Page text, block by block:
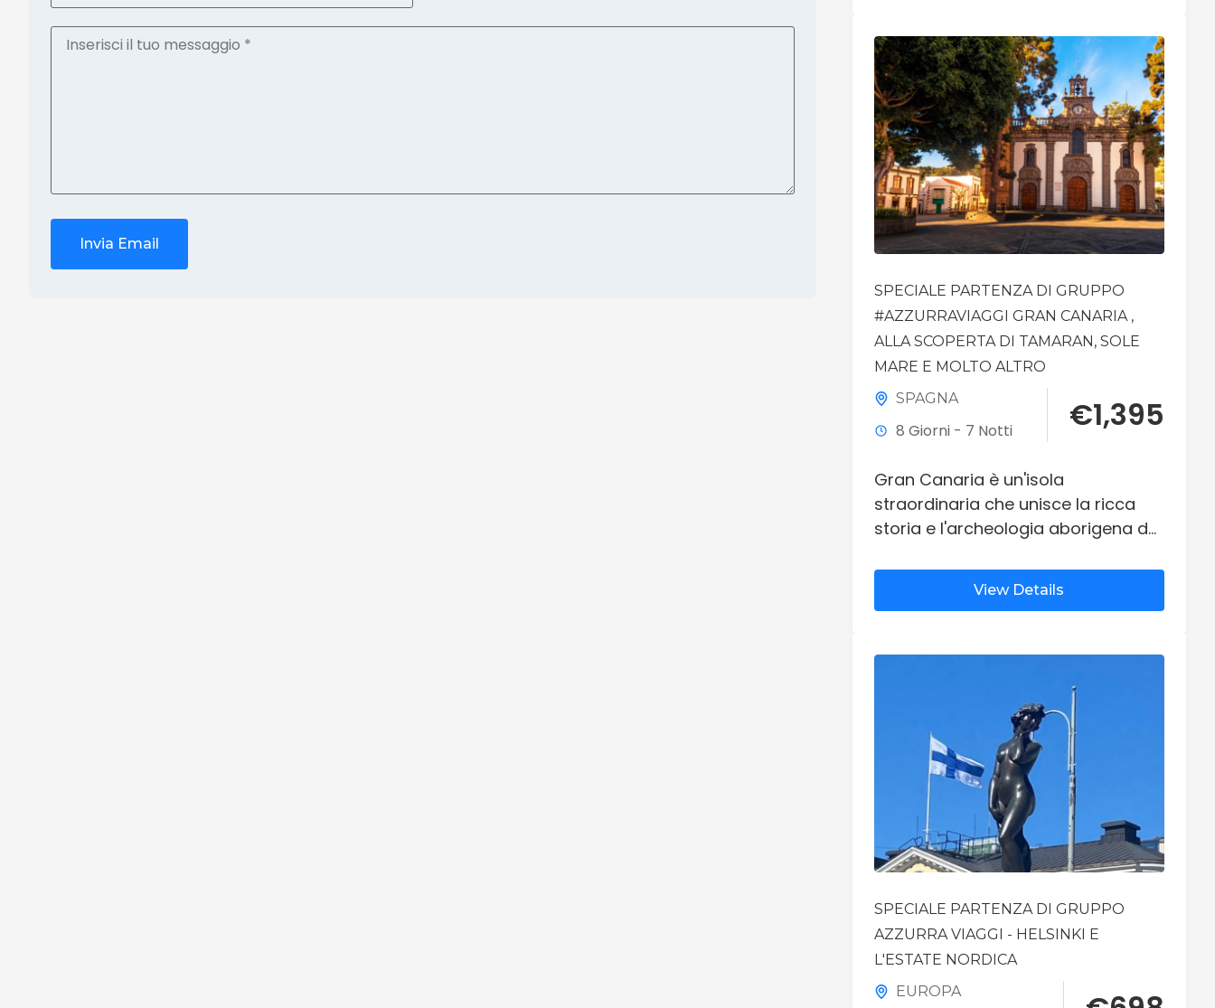
SPECIALE PARTENZA DI GRUPPO
#AZZURRAVIAGGI GRAN CANARIA ,
ALLA SCOPERTA DI TAMARAN, SOLE
MARE E MOLTO ALTRO
SPAGNA
8 Giorni - 7 Notti €1,395
Gran Canaria è un'isola
straordinaria che unisce la ricca
storia e l'archeologia aborigena del
paesaggi desertici delle dune del
Sud. Il suo cuore vulcanico offre
autentici come Tejeda, mentre le
come la coltivazione del caffè e
suggestivi ristoranti nelle grotte. Un
vero e proprio "continente in
miniatura" capace di coniugare
perfettamente cultura, natura
profonda e relax.
View Details
SPECIALE PARTENZA DI GRUPPO
AZZURRA VIAGGI - HELSINKI E
L'ESTATE NORDICA
EUROPA